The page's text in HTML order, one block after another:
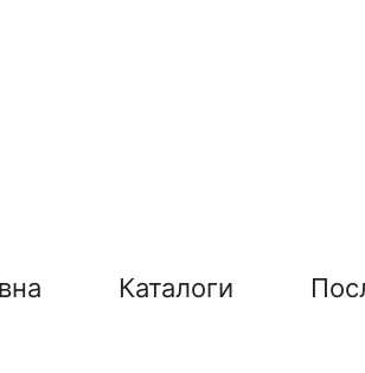
Каталоги